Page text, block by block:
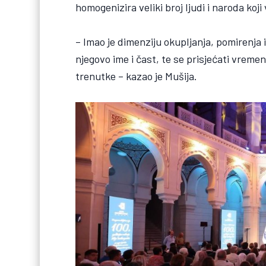
homogenizira veliki broj ljudi i naroda koji
– Imao je dimenziju okupljanja,
njegovo ime i čast, te se prisjećati
trenutke – kazao je Mušija.